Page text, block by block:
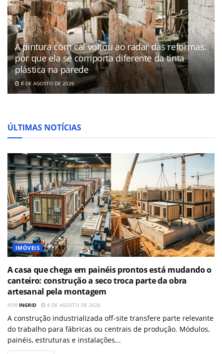
A pintura com cal voltou ao radar das reformas:
por que ela se comporta diferente da tinta
plástica na parede
8 DE AGOSTO DE 2026
ÚLTIMAS NOTÍCIAS
IMÓVEIS
A casa que chega em painéis prontos está mudando o
canteiro: construção a seco troca parte da obra
artesanal pela montagem
POR INGRID 8 DE AGOSTO DE 2026
A construção industrializada off-site transfere parte relevante
do trabalho para fábricas ou centrais de produção. Módulos,
painéis, estruturas e instalações...